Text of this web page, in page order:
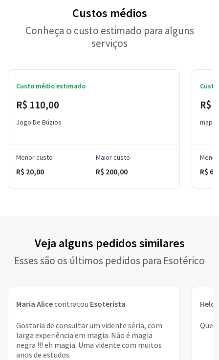
Custos médios
Conheça o custo estimado para alguns
serviços
Custo médio estimado
R$ 110,00
Jogo De Búzios
Menor custo
R$ 20,00
Maior custo
R$ 200,00
R$
mapa
R$
Veja alguns pedidos similares
Esses são os últimos pedidos para Esotérico
Maria Alicecontratou Esoterista
Gostaria de consultar um vidente séria, com
larga experiência em magia. Não é magia
negra !!! eh magia. Uma vidente com muitos
anos de estudos